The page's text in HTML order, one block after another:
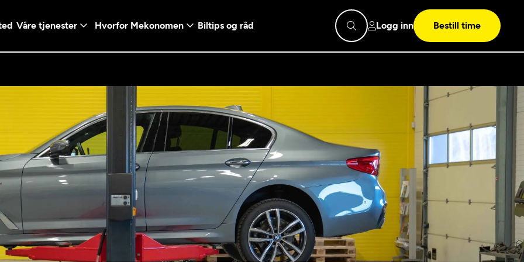
Våre tjenester
- Vanlig bil
Diagnose/Feilsøking
Mekonomen
Bilkonto
Les mer
Mekonomen Fleet
Hvorfor Mekonomen
valg
og fabrikkgaranti
Biltips og råd Logg inn Bestill time
konto ved å klikke på
Logg inn med Vipps
Telefonnummer
Norway
+47
Søk